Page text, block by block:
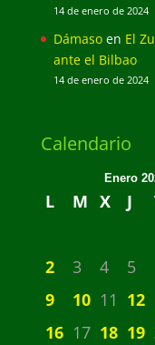
14 de enero de 2024
Dámasoen El
ante el Bilbao
14 de enero de 2024
Calendario
Enero
L M X J
2
3 4 5
9
10 11 12
16 17 18 19